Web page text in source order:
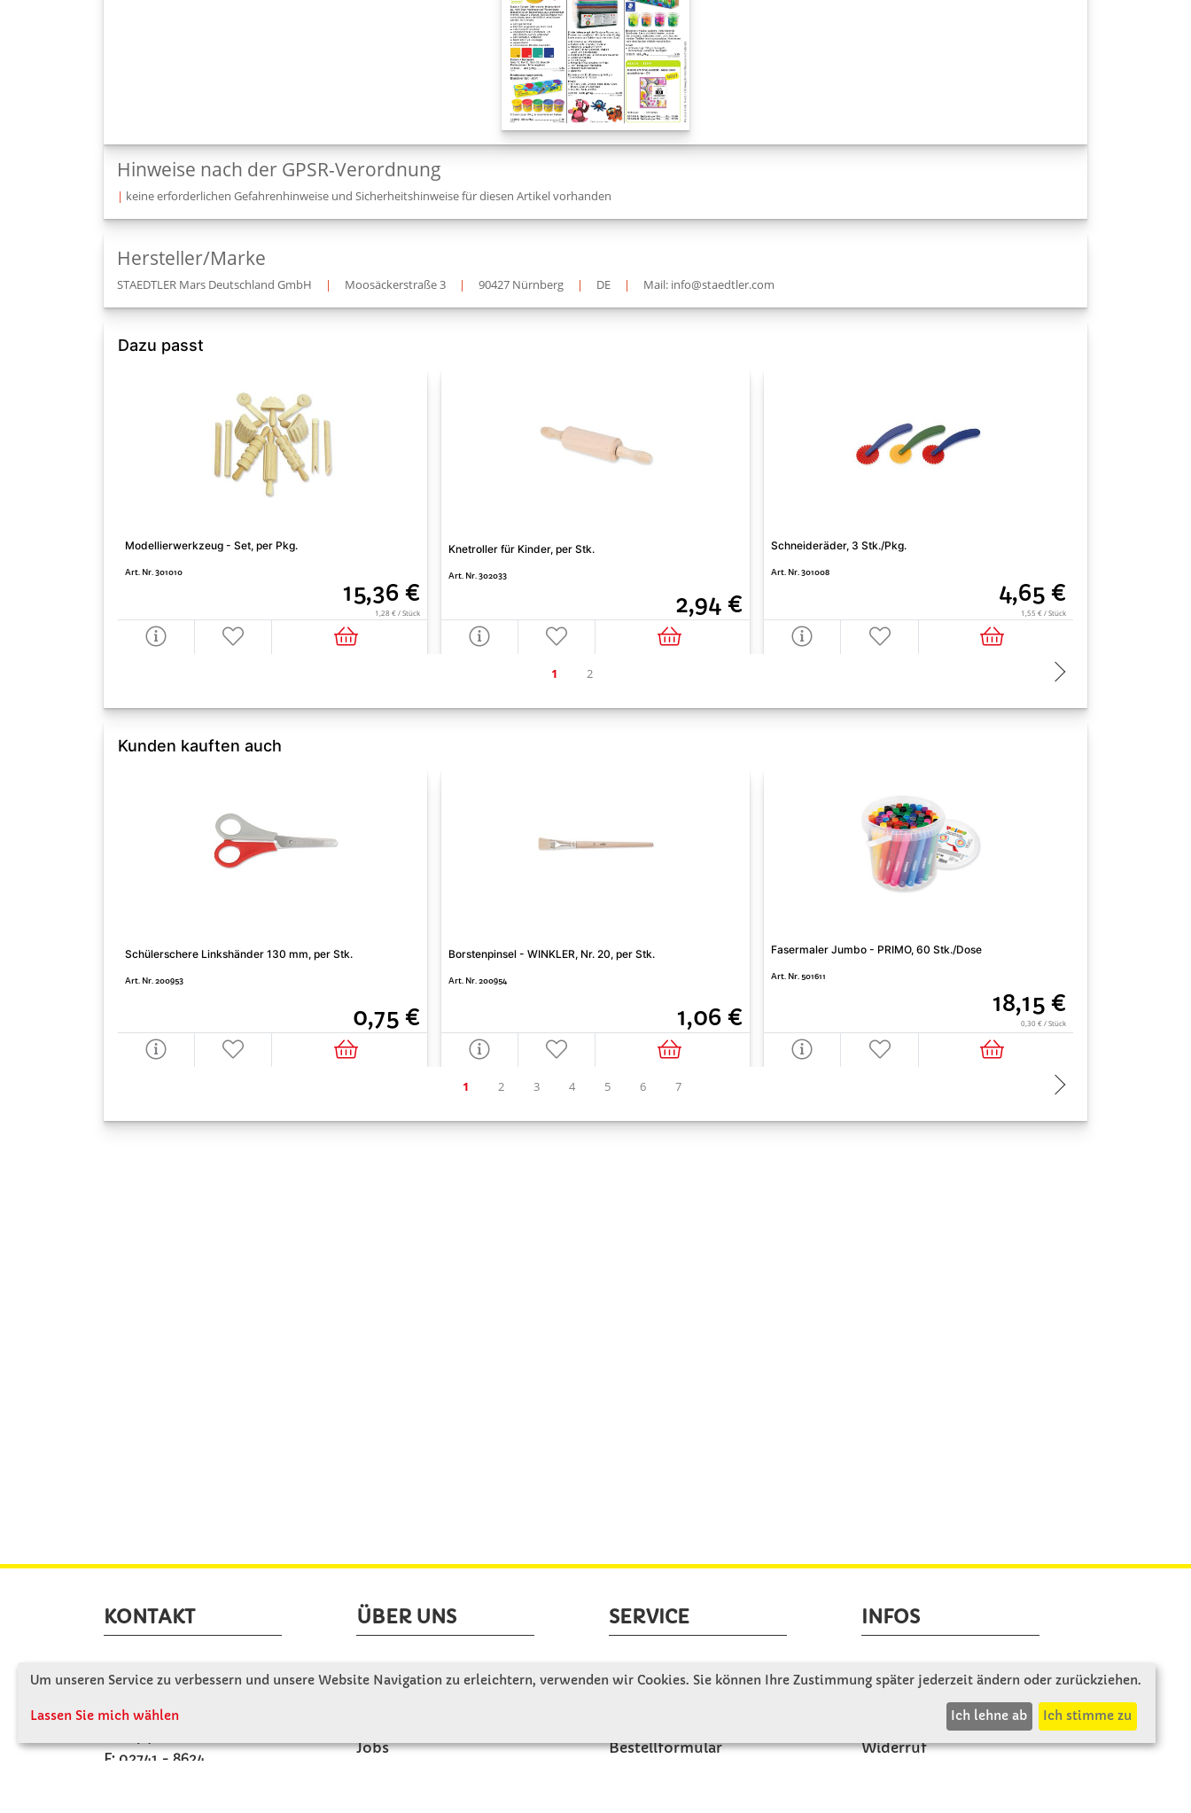
Hinweise nach der GPSR-Verordnung
| keine erforderlichen Gefahrenhinweise und Sicherheitshinweise für diesen Artikel vorhanden
Hersteller/Marke
STAEDTLER Mars Deutschland GmbH | Moosäckerstraße 3 | 90427 Nürnberg | DE | Mail: info@staedtler.com
Dazu passt
Modellierwerkzeug - Set, per Pkg.
Art. Nr. 301010
15,36 €
1,28 € / Stück
Knetroller für Kinder, per Stk.
Art. Nr. 302033
2,94 €
Schneideräder, 3 Stk./Pkg.
Art. Nr. 301008
4,65 €
1,55 € / Stück
Kunden kauften auch
Schülerschere Linkshänder 130 mm, per Stk.
Art. Nr. 200953
0,75 €
Borstenpinsel - WINKLER, Nr. 20, per Stk.
Art. Nr. 200954
1,06 €
Fasermaler Jumbo - PRIMO, 60 Stk./Dose
Art. Nr. 501611
18,15 €
0,30 € / Stück
KONTAKT
Winkler Schulbedarf GmbH
A - 3121 Karlstetten
F: 02741 - 8624
ÜBER UNS
Wir stellen uns vor
Jobs
SERVICE
Gute Gründe für Winkler
Bestellformular
INFOS
Zahlung & Versand
Rücksendung
Widerruf
Um unseren Service zu verbessern und unsere Website Navigation zu erleichtern, verwenden wir Cookies. Sie können Ihre Zustimmung später jederzeit ändern oder zurückziehen.
Lassen Sie mich wählen Ich lehne ab Ich stimme zu